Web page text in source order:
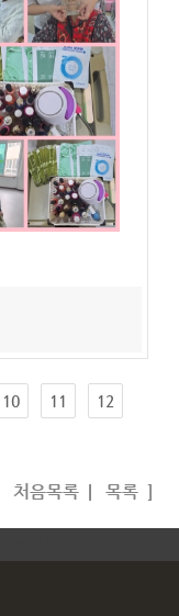
10 11 12
처음목록| 목록]